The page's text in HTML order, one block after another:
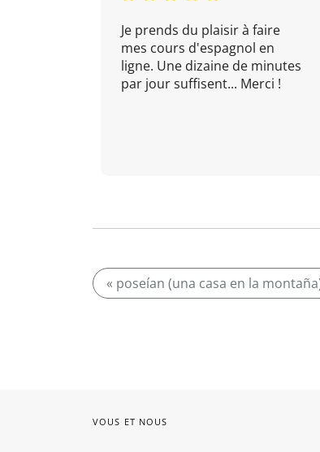
Je prends du plaisir à faire
mes cours d'espagnol en
ligne. Une dizaine de minutes
par jour suffisent... Merci !
« poseían (una casa en la
VOUS ET NOUS